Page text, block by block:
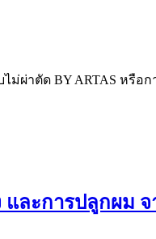
ม่ผ่าตัด BY ARTAS หรือ
และการปลูกผม